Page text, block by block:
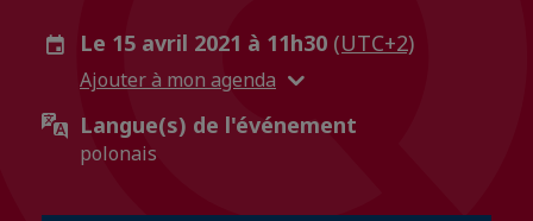
Le 15 avril 2021 à 11h30 (UTC+2)
Ajouter à mon agenda
Langue(s) de l'événement
polonais